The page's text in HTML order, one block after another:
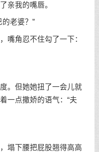
亲我的嘴唇。
老婆？”
角忍不住勾了一下：
但她她扭了一会儿就
一点撒娇的语气：“夫
下腰把屁股翘得高高